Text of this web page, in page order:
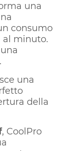
una
consumo
al minuto.
una
della
, CoolPro